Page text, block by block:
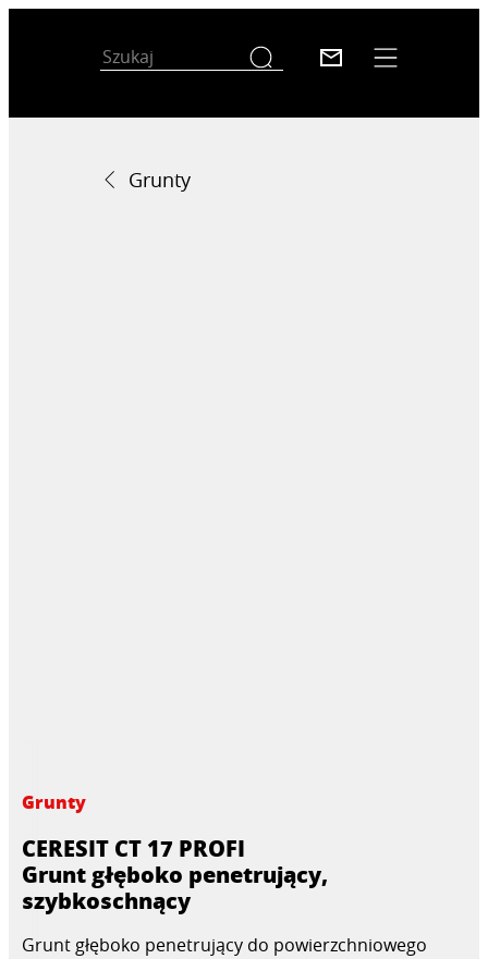
Grunty
Grunty
CERESIT CT 17 PROFI
Grunt głęboko penetrujący,
szybkoschnący
Grunt głęboko penetrujący do powierzchniowego